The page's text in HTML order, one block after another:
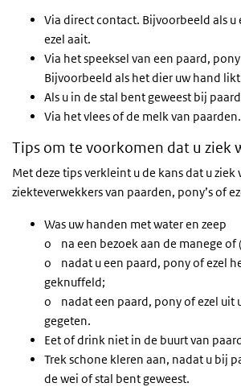
Via direct contact. Bijvoorbeeld als
ezel aait.
Via het speeksel van een paard,
Bijvoorbeeld als het dier uw hand
Als u in de stal bent geweest bij
Via het vlees of de melk van paarden.
Tips om te voorkomen dat u ziek
Met deze tips verkleint u de kans dat u
ziekteverwekkers van paarden, pony’s of
Was uw handen met water en zeep
o na een bezoek aan de manege of
o nadat u een paard, pony of ezel
geknuffeld;
o nadat een paard, pony of ezel uit
gegeten.
Eet of drink niet in de buurt van
Trek schone kleren aan, nadat u bij
de wei of stal bent geweest.